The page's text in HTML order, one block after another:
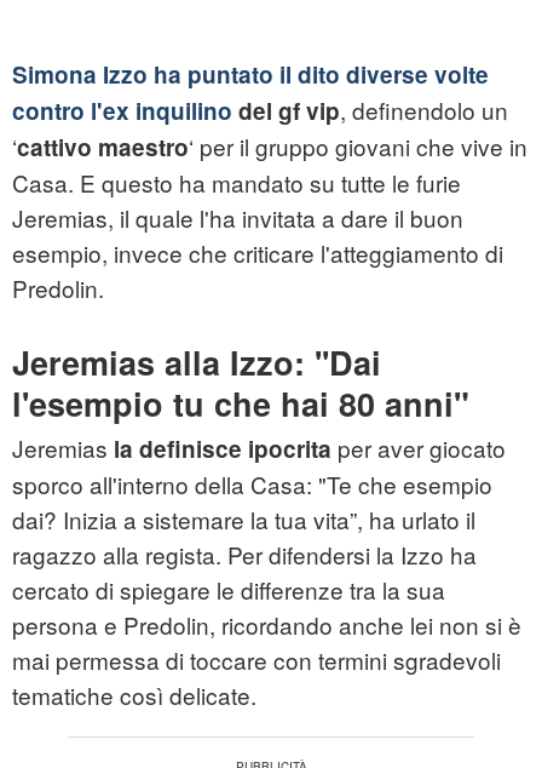
Simona Izzo ha puntato il dito diverse volte
contro l'ex inquilino del gf vip, definendolo un
‘cattivo maestro‘ per il gruppo giovani che vive in
Casa. E questo ha mandato su tutte le furie
Jeremias, il quale l'ha invitata a dare il buon
esempio, invece che criticare l'atteggiamento di
Predolin.
Jeremias alla Izzo: ''Dai
l'esempio tu che hai 80 anni"
Jeremias la definisce ipocrita per aver giocato
sporco all'interno della Casa: "Te che esempio
dai? Inizia a sistemare la tua vita”, ha urlato il
ragazzo alla regista. Per difendersi la Izzo ha
cercato di spiegare le differenze tra la sua
persona e Predolin, ricordando anche lei non si è
mai permessa di toccare con termini sgradevoli
tematiche così delicate.